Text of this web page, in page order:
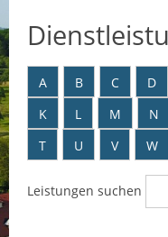
A B C D
K
L M N
T
U V W
Leistungen suchen